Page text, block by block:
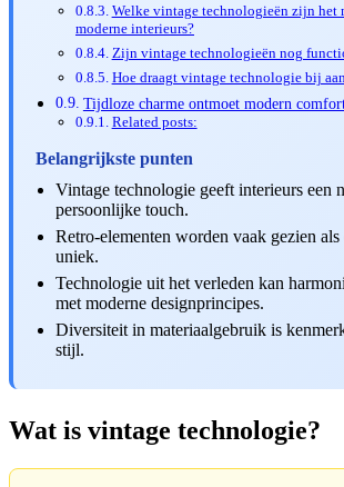
Welke vintage technologieën zijn het
moderne interieurs?
Zijn vintage technologieën nog
Hoe draagt vintage technologie bij
Tijdloze charme ontmoet modern
Related posts:
Belangrijkste punten
Vintage technologie geeft interieurs een
persoonlijke touch.
Retro-elementen worden vaak gezien als
uniek.
Technologie uit het verleden kan
met moderne designprincipes.
Diversiteit in materiaalgebruik is
stijl.
Wat is vintage technologie?